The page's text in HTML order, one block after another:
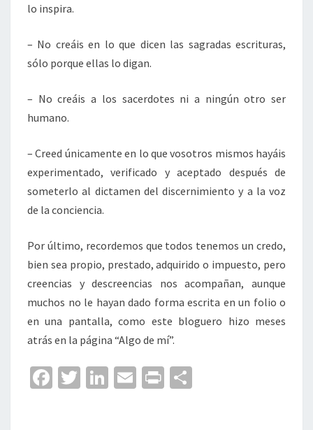
lo inspira.
– No creáis en lo que dicen las sagradas escrituras,
sólo porque ellas lo digan.
– No creáis a los sacerdotes ni a ningún otro ser
humano.
– Creed únicamente en lo que vosotros mismos hayáis
experimentado, verificado y aceptado después de
someterlo al dictamen del discernimiento y a la voz
de la conciencia.
Por último, recordemos que todos tenemos un credo,
bien sea propio, prestado, adquirido o impuesto, pero
creencias y descreencias nos acompañan, aunque
muchos no le hayan dado forma escrita en un folio o
en una pantalla, como este bloguero hizo meses
atrás en la página “Algo de mí”.
Fa T
Li
E
Pr